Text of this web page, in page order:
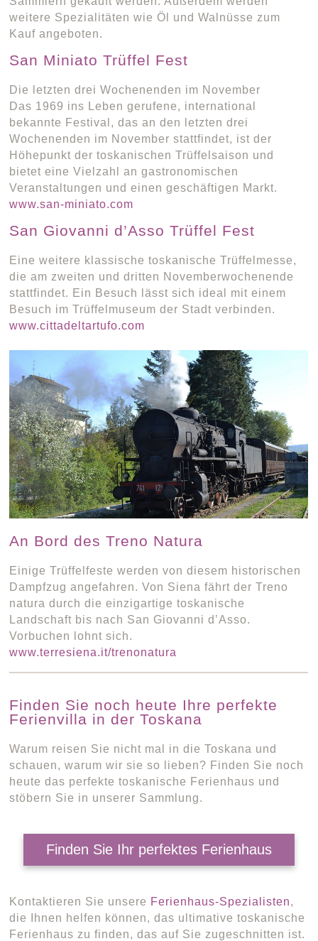
weitere Spezialitäten wie Öl und Walnüsse zum
Kauf angeboten.
San Miniato Trüffel Fest
Die letzten drei Wochenenden im November
Das 1969 ins Leben gerufene, international
bekannte Festival, das an den letzten drei
Wochenenden im November stattfindet, ist der
Höhepunkt der toskanischen Trüffelsaison und
bietet eine Vielzahl an gastronomischen
Veranstaltungen und einen geschäftigen Markt.
www.san-miniato.com
San Giovanni d’Asso Trüffel Fest
Eine weitere klassische toskanische Trüffelmesse,
die am zweiten und dritten Novemberwochenende
stattfindet. Ein Besuch lässt sich ideal mit einem
Besuch im Trüffelmuseum der Stadt verbinden.
www.cittadeltartufo.com
An Bord des Treno Natura
Einige Trüffelfeste werden von diesem historischen
Dampfzug angefahren. Von Siena fährt der Treno
natura durch die einzigartige toskanische
Landschaft bis nach San Giovanni d’Asso.
Vorbuchen lohnt sich.
www.terresiena.it/trenonatura
Finden Sie noch heute Ihre perfekte
Ferienvilla in der Toskana
Warum reisen Sie nicht mal in die Toskana und
schauen, warum wir sie so lieben? Finden Sie noch
heute das perfekte toskanische Ferienhaus und
stöbern Sie in unserer Sammlung.
Finden Sie Ihr perfektes Ferienhaus
Kontaktieren Sie unsere Ferienhaus-Spezialisten,
die Ihnen helfen können, das ultimative toskanische
Ferienhaus zu finden, das auf Sie zugeschnitten ist.